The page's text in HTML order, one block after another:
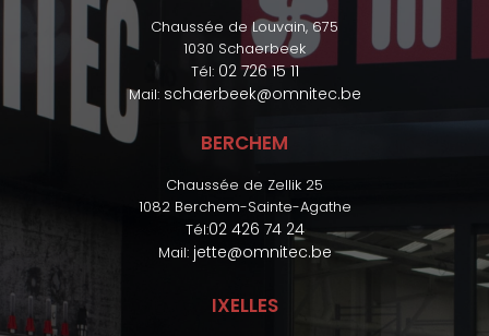
Chaussée de Louvain, 675
1030 Schaerbeek
Tél: 02 726 15 11
Mail: schaerbeek@omnitec.be
BERCHEM
Chaussée de Zellik 25
1082 Berchem-Sainte-Agathe
Tél:02 426 74 24
Mail: jette@omnitec.be
IXELLES